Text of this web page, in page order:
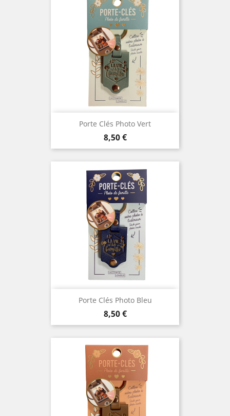
Porte Clés Photo Vert
Prix
8,50 €
Porte Clés Photo Bleu
Prix
8,50 €